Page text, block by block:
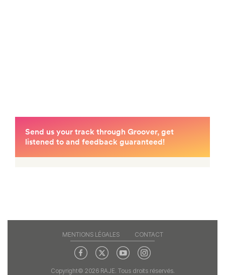
MENTIONS LÉGALES CONTACT
Copyright© 2026 RAJE. Tous droits réservés.